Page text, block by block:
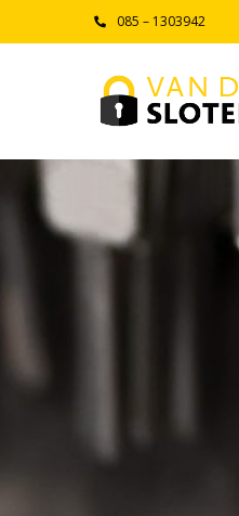
085 – 1303942